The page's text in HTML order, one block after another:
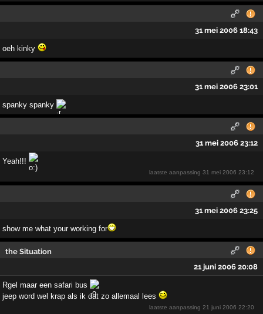
31 mei 2006 18:43
oeh kinky
31 mei 2006 23:01
spanky spanky
31 mei 2006 23:12
Yeah!!!
laatste aanpassing31 mei 2006 23:12
31 mei 2006 23:25
show me what your working for
the Situation
21 juni 2006 20:08
Rgel maar een safari bus
jeep word wel krap als ik dat zo allemaal lees
laatste aanpassing21 juni 2006 22:20